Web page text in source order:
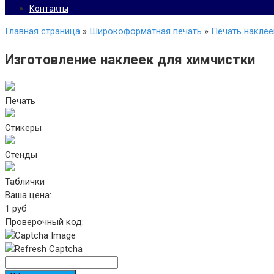
Контакты
Главная страница » Широкоформатная печать » Печать
Изготовление наклеек для химчистки
Печать
Стикеры
Стенды
Таблички
Ваша цена:
1 руб
Проверочный код: